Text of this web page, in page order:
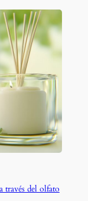
través del olfato